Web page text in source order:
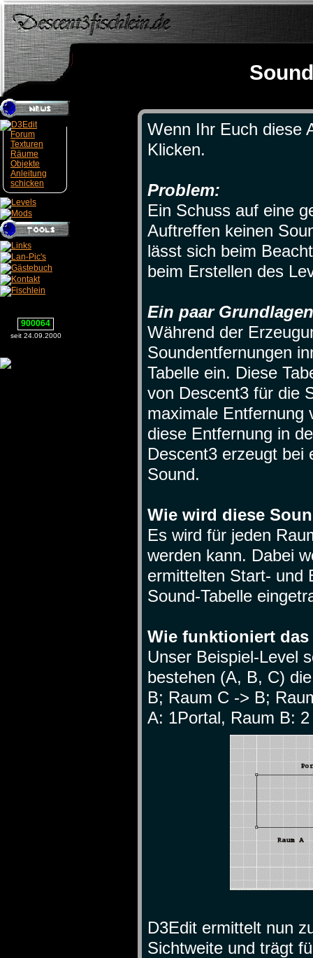
Forum
Texturen
Räume
Objekte
Anleitung
schicken
900064
seit 24.09.2000
Wenn Ihr Euch diese
Klicken.
Problem:
Ein Schuss auf eine
Auftreffen keinen
lässt sich beim
beim Erstellen des
Ein paar
Während der
Soundentfernungen
Tabelle ein. Diese
von Descent3 für die
maximale Entfernung
diese Entfernung in
Descent3 erzeugt bei
Sound.
Wie wird diese
Es wird für jeden
werden kann. Dabei
ermittelten Start- und
Sound-Tabelle
Wie funktioniert das
Unser Beispiel-Level
bestehen (A, B, C)
B; Raum C -> B;
A: 1Portal, Raum B:
D3Edit ermittelt nun
Sichtweite und trägt